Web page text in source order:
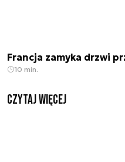
Francja zamyka drzwi
10 min.
czytaj więcej